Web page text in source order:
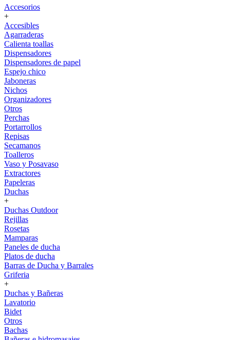
Accesorios
+
Accesibles
Agarraderas
Calienta toallas
Dispensadores
Dispensadores de papel
Espejo chico
Jaboneras
Nichos
Organizadores
Otros
Perchas
Portarrollos
Repisas
Secamanos
Toalleros
Vaso y Posavaso
Extractores
Papeleras
Duchas
+
Duchas Outdoor
Rejillas
Rosetas
Mamparas
Paneles de ducha
Platos de ducha
Barras de Ducha y Barrales
Griferia
+
Duchas y Bañeras
Lavatorio
Bidet
Otros
Bachas